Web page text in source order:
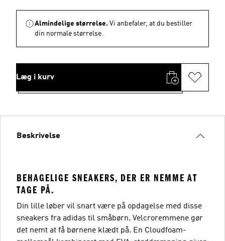
Almindelige størrelse. Vi anbefaler, at du bestiller
din normale størrelse.
Læg i kurv
Beskrivelse
BEHAGELIGE SNEAKERS, DER ER NEMME AT
TAGE PÅ.
Din lille løber vil snart være på opdagelse med disse
sneakers fra adidas til småbørn. Velcroremmene gør
det nemt at få børnene klædt på. En Cloudfoam-